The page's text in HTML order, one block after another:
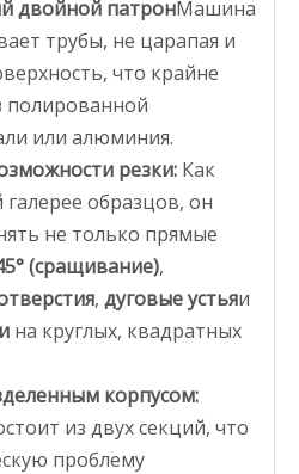
двойной патронМашина
трубы, не царапая и
что крайне
полированной
или алюминия.
резки: Как
образцов, он
не только прямые
(сращивание),
, дуговые устьяи
на круглых, квадратных
корпусом:
из двух секций, что
проблему